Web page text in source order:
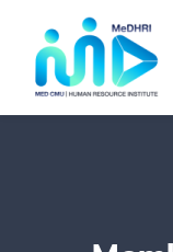
content